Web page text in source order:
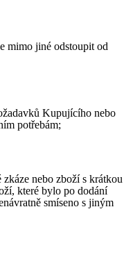
mimo jiné odstoupit od
Kupujícího nebo
potřebám;
nebo zboží s krátkou
které bylo po dodání
smíseno s jiným